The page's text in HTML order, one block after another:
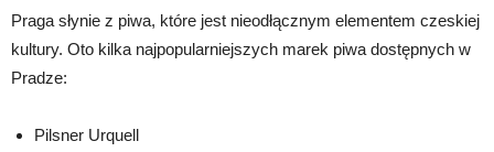
Praga słynie z piwa, które jest nieodłącznym elementem czeskiej
kultury. Oto kilka najpopularniejszych marek piwa dostępnych w
Pradze:
Pilsner Urquell